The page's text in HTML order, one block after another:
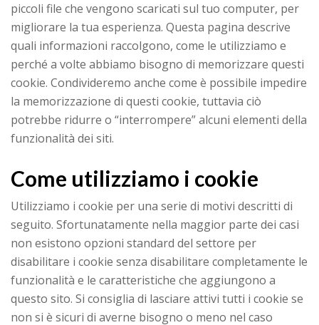
piccoli file che vengono scaricati sul tuo computer, per
migliorare la tua esperienza. Questa pagina descrive
quali informazioni raccolgono, come le utilizziamo e
perché a volte abbiamo bisogno di memorizzare questi
cookie. Condivideremo anche come è possibile impedire
la memorizzazione di questi cookie, tuttavia ciò
potrebbe ridurre o “interrompere” alcuni elementi della
funzionalità dei siti.
Come utilizziamo i cookie
Utilizziamo i cookie per una serie di motivi descritti di
seguito. Sfortunatamente nella maggior parte dei casi
non esistono opzioni standard del settore per
disabilitare i cookie senza disabilitare completamente le
funzionalità e le caratteristiche che aggiungono a
questo sito. Si consiglia di lasciare attivi tutti i cookie se
non si è sicuri di averne bisogno o meno nel caso